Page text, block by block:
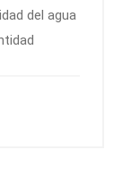
del agua